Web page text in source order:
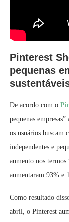
Pinterest
pequenas
De acordo com o
pequenas
os usuários buscam
independentes e
aumento nos termos
aumentaram 93% e
Como resultado
abril, o Pinterest